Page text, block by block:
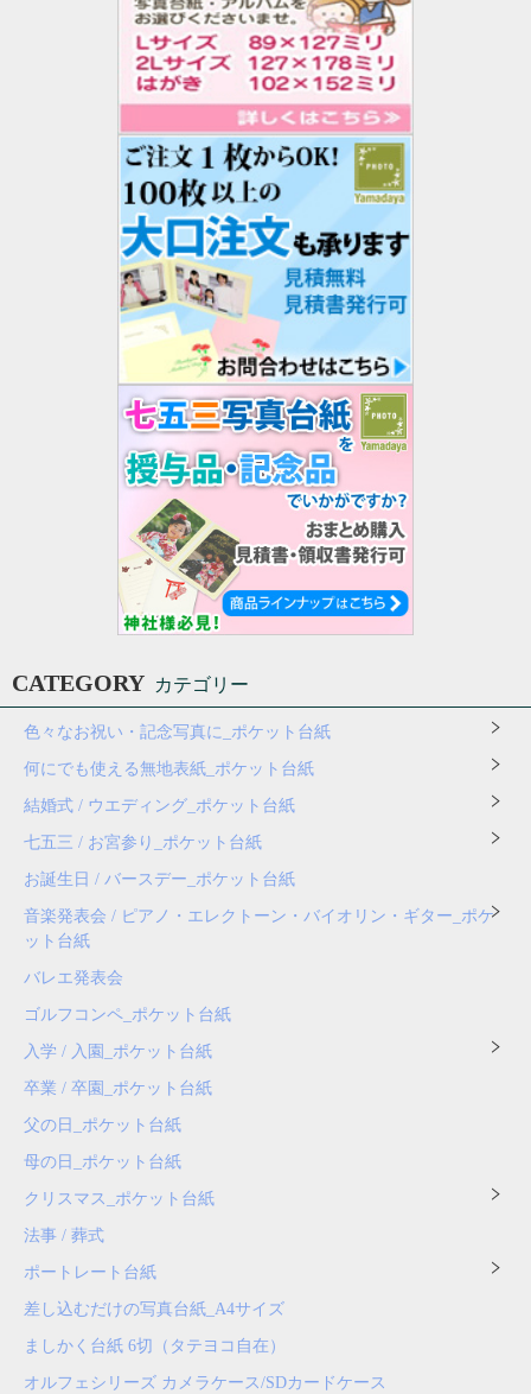
CATEGORY カテゴリー
色々なお祝い・記念写真に_ポケット台紙
何にでも使える無地表紙_ポケット台紙
結婚式 / ウエディング_ポケット台紙
七五三 / お宮参り_ポケット台紙
お誕生日 / バースデー_ポケット台紙
音楽発表会 / ピアノ・エレクトーン・バイオリン・ギター_ポケ
ット台紙
バレエ発表会
ゴルフコンペ_ポケット台紙
入学 / 入園_ポケット台紙
卒業 / 卒園_ポケット台紙
父の日_ポケット台紙
母の日_ポケット台紙
クリスマス_ポケット台紙
法事 / 葬式
ポートレート台紙
差し込むだけの写真台紙_A4サイズ
ましかく台紙 6切（タテヨコ自在）
オルフェシリーズ カメラケース/SDカードケース